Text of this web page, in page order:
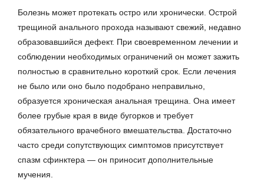
Болезнь может протекать остро или хронически. Острой
трещиной анального прохода называют свежий, недавно
образовавшийся дефект. При своевременном лечении и
соблюдении необходимых ограничений он может зажить
полностью в сравнительно короткий срок. Если лечения
не было или оно было подобрано неправильно,
образуется хроническая анальная трещина. Она имеет
более грубые края в виде бугорков и требует
обязательного врачебного вмешательства. Достаточно
часто среди сопутствующих симптомов присутствует
спазм сфинктера — он приносит дополнительные
мучения.